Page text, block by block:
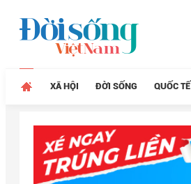
XÃ HỘI ĐỜI SỐNG QUỐC TẾ